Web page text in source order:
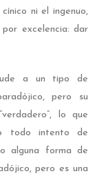
ni el ingenuo,
excelencia: dar
a un tipo de
pero su
lo que
todo intento de
alguna forma de
pero es una